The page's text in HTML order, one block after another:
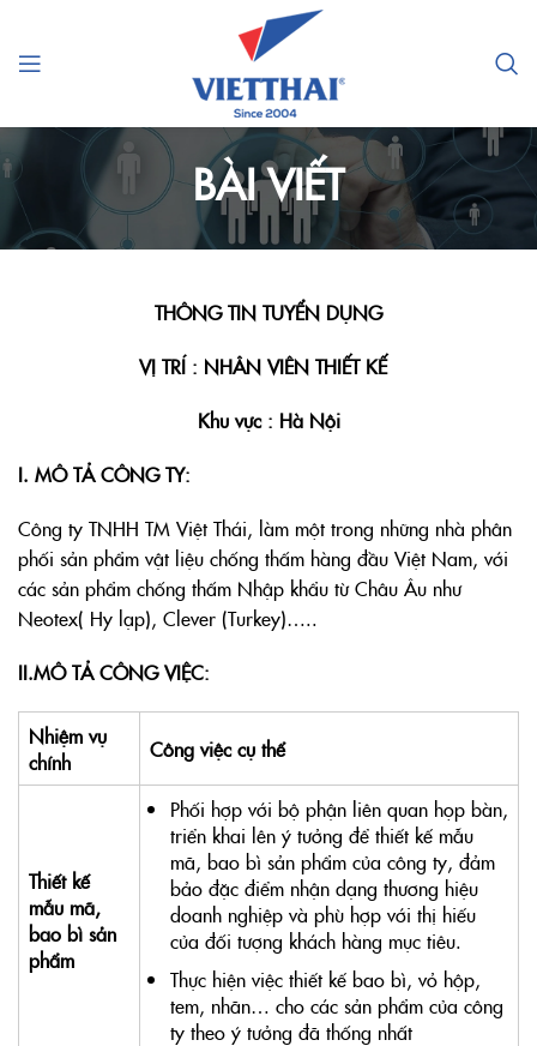
BÀI VIẾT
THÔNG TIN TUYỂN DỤNG
VỊ TRÍ : NHÂN VIÊN THIẾT KẾ
Khu vực : Hà Nội
I. MÔ TẢ CÔNG TY:
Công ty TNHH TM Việt Thái, làm một trong những nhà phân
phối sản phẩm vật liệu chống thấm hàng đầu Việt Nam, với
các sản phẩm chống thấm Nhập khẩu từ Châu Âu như
Neotex( Hy lạp), Clever (Turkey)…..
II.MÔ TẢ CÔNG VIỆC:
Nhiệm vụ
chính
Công việc cụ thể
Thiết kế
mẫu mã,
bao bì sản
phẩm
Phối hợp với bộ phận liên quan họp bàn,
triển khai lên ý tưởng để thiết kế mẫu
mã, bao bì sản phẩm của công ty, đảm
bảo đặc điểm nhận dạng thương hiệu
doanh nghiệp và phù hợp với thị hiếu
của đối tượng khách hàng mục tiêu.
Thực hiện việc thiết kế bao bì, vỏ hộp,
tem, nhãn… cho các sản phẩm của công
ty theo ý tưởng đã thống nhất